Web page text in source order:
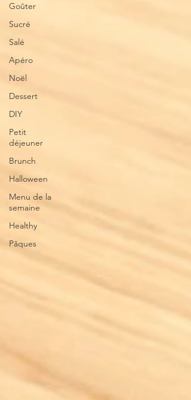
Goûter
Sucré
Salé
Apéro
Noël
Dessert
DIY
Petit
déjeuner
Brunch
Halloween
Menu de la
semaine
Healthy
Pâques